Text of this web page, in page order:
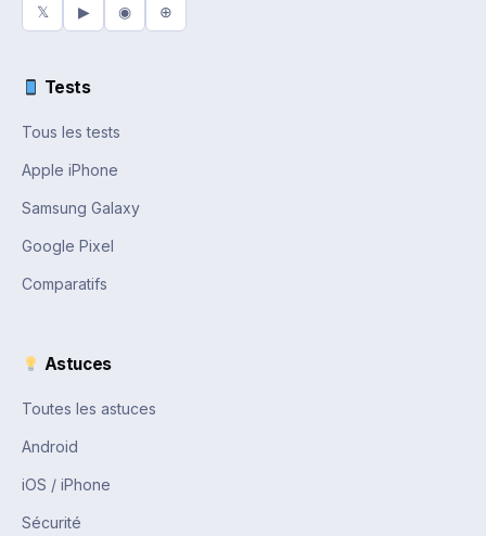
𝕏 ▶ ◉ ⊕
Tests
Tous les tests
Apple iPhone
Samsung Galaxy
Google Pixel
Comparatifs
Astuces
Toutes les astuces
Android
iOS / iPhone
Sécurité